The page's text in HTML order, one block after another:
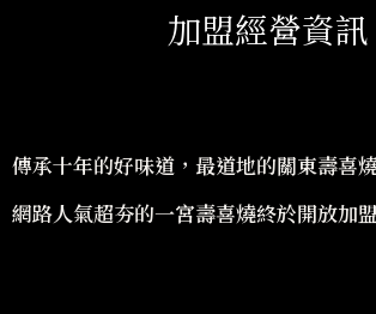
加盟經營資訊
傳承十年的好味道，最道地的關東壽喜
網路人氣超夯的一宮壽喜燒終於開放加